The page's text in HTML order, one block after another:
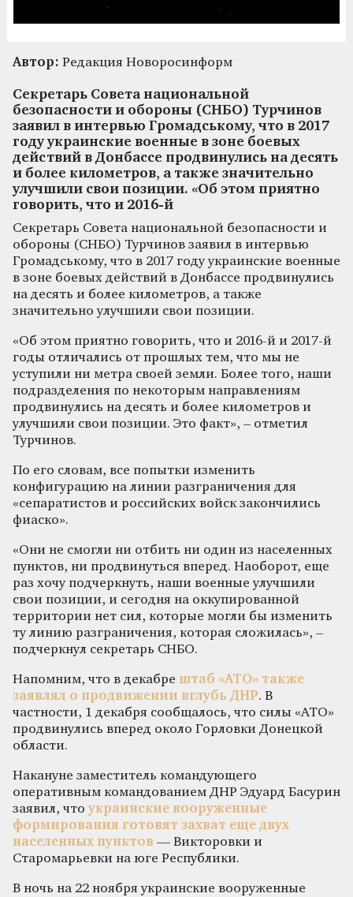
Автор: Редакция Новоросинформ
Секретарь Совета национальной
безопасности и обороны (СНБО) Турчинов
заявил в интервью Громадському, что в 2017
году украинские военные в зоне боевых
действий в Донбассе продвинулись на десять
и более километров, а также значительно
улучшили свои позиции. «Об этом приятно
говорить, что и 2016-й
Секретарь Совета национальной безопасности и
обороны (СНБО) Турчинов заявил в интервью
Громадському, что в 2017 году украинские военные
в зоне боевых действий в Донбассе продвинулись
на десять и более километров, а также
значительно улучшили свои позиции.
«Об этом приятно говорить, что и 2016-й и 2017-й
годы отличались от прошлых тем, что мы не
уступили ни метра своей земли. Более того, наши
подразделения по некоторым направлениям
продвинулись на десять и более километров и
улучшили свои позиции. Это факт», – отметил
Турчинов.
По его словам, все попытки изменить
конфигурацию на линии разграничения для
«сепаратистов и российских войск закончились
фиаско».
«Они не смогли ни отбить ни один из населенных
пунктов, ни продвинуться вперед. Наоборот, еще
раз хочу подчеркнуть, наши военные улучшили
свои позиции, и сегодня на оккупированной
территории нет сил, которые могли бы изменить
ту линию разграничения, которая сложилась», –
подчеркнул секретарь СНБО.
Напомним, что в декабре штаб «АТО» также
заявлял о продвижении вглубь ДНР. В
частности, 1 декабря сообщалось, что силы «АТО»
продвинулись вперед около Горловки Донецкой
области.
Накануне заместитель командующего
оперативным командованием ДНР Эдуард Басурин
заявил, чтоукраинские вооруженные
формирования готовят захват еще двух
населенных пунктов — Викторовки и
Старомарьевки на юге Республики.
В ночь на 22 ноября украинские вооруженные